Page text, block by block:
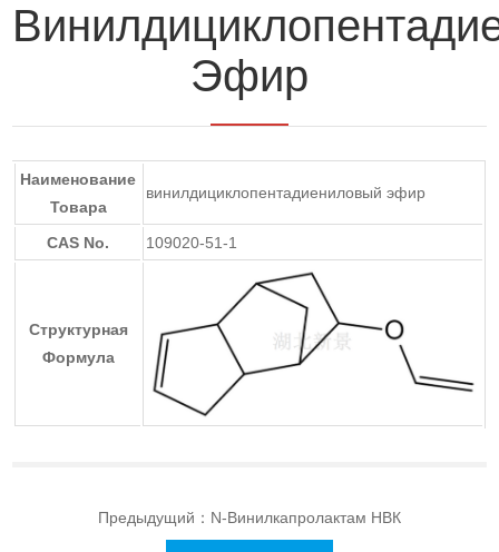
Эфир
Наименование
Товара
винилдициклопентадиениловый эфир
CAS No. 109020-51-1
Структурная
Формула
Предыдущий： N-Винилкапролактам НВК